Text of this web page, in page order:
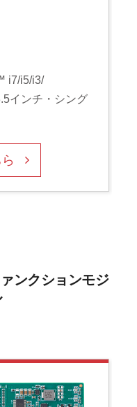
i7/i5/i3/
インチ・シング
ンクションモジ